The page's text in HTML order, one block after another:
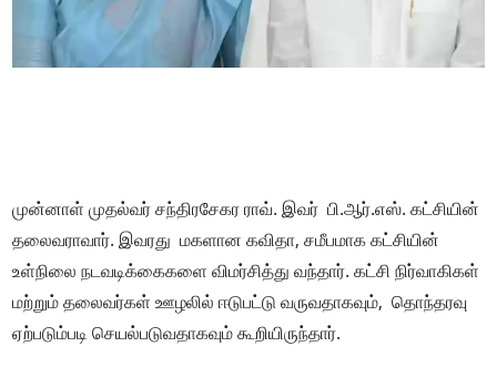
முன்னாள் முதல்வர் சந்திரசேகர ராவ். இவர் பி.ஆர்.எஸ். கட்சியின்
தலைவராவார். இவரது மகளான கவிதா, சமீபமாக கட்சியின்
உள்நிலை நடவடிக்கைகளை விமர்சித்து வந்தார். கட்சி நிர்வாகிகள்
மற்றும் தலைவர்கள் ஊழலில் ஈடுபட்டு வருவதாகவும், தொந்தரவு
ஏற்படும்படி செயல்படுவதாகவும் கூறியிருந்தார்.